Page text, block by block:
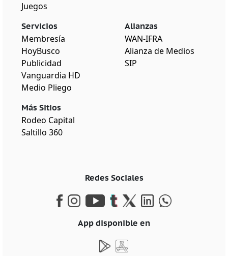
Juegos
Servicios
Membresía
HoyBusco
Publicidad
Vanguardia HD
Medio Pliego
Más Sitios
Rodeo Capital
Saltillo 360
Alianzas
WAN-IFRA
Alianza de Medios
SIP
Redes Sociales
App disponible en